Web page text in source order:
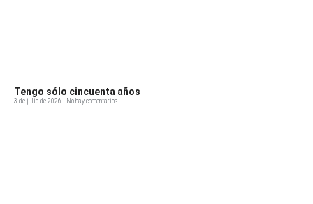
Tengo sólo cincuenta años
3 de julio de 2026 No hay comentarios